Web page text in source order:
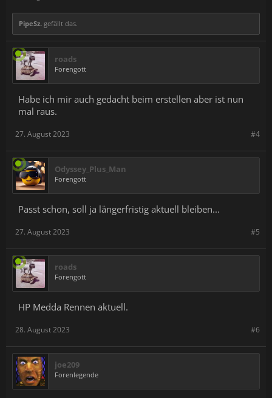
PipeSz. gefällt das.
roads
Forengott
Habe ich mir auch gedacht beim erstellen aber ist nun
mal raus.
#4
27. August 2023
Odyssey_Plus_Man
Forengott
Passt schon, soll ja längerfristig aktuell bleiben...
#5
27. August 2023
roads
Forengott
HP Medda Rennen aktuell.
#6
28. August 2023
joe209
Forenlegende